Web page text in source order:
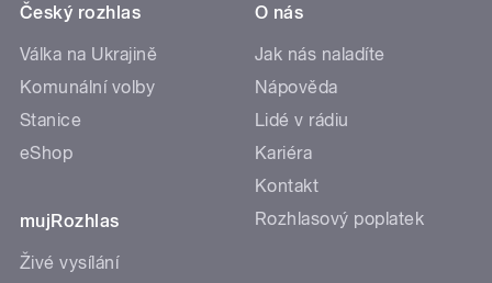
Český rozhlas
Válka na Ukrajině
Komunální volby
Stanice
eShop
mujRozhlas
Živé vysílání
O nás
Jak nás naladíte
Nápověda
Lidé v rádiu
Kariéra
Kontakt
Rozhlasový poplatek